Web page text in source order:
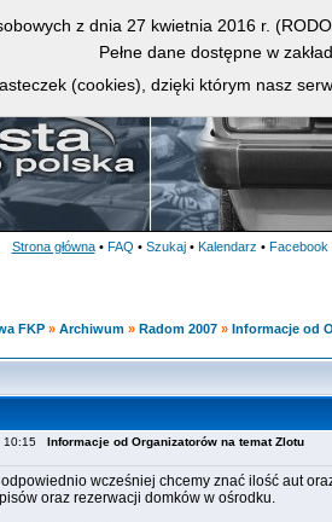
Strona główna • FAQ • Szukaj • Kalendarz • Facebook
FKP » Archiwum » Radom 2007 » Informacje od
10:15 Informacje od Organizatorów na temat Zlotu
wcześniej chcemy znać ilość aut
oraz rezerwacji domków w ośrodku.
z dnia 27 kwietnia 2016 r.
Pełne dane dostępne w
(cookies), dzięki którym nasz